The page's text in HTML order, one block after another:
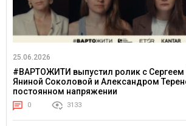
25.06.2026
#ВАРТОЖИТИ выпустил ролик с
Яниной Соколовой и Александром
постоянном напряжении
0 3133